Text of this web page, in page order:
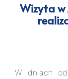
Wizyta w
W dniach